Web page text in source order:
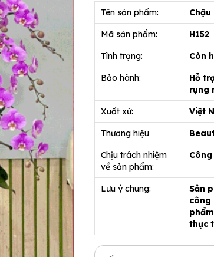
Tên sản phẩm:
Mã sản phẩm: H152
Tình trạng: Còn
Bảo hành:
Hỗ
rụng
Xuất xứ: Việt
Thương hiệu
Chịu trách nhiệm
về sản phẩm:
Công
Lưu ý chung:
Sản
công
thực